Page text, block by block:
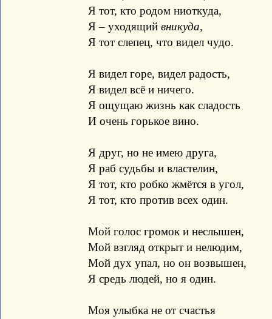
Я тот, кто родом ниоткуда,
Я – уходящий вникуда,
Я тот слепец, что видел чудо.
Я видел горе, видел радость,
Я видел всё и ничего.
Я ощущаю жизнь как сладость
И очень горькое вино.
Я друг, но не имею друга,
Я раб судьбы и властелин,
Я тот, кто робко жмётся в угол,
Я тот, кто против всех один.
Мой голос громок и неслышен,
Мой взгляд открыт и нелюдим,
Мой дух упал, но он возвышен,
Я средь людей, но я один.
Моя улыбка не от счастья